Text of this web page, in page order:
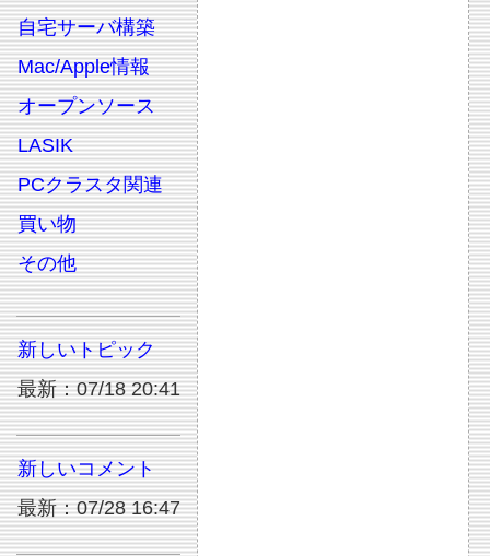
自宅サーバ構築
Mac/Apple情報
オープンソース
LASIK
PCクラスタ関連
買い物
その他
新しいトピック
最新：07/18 20:41
新しいコメント
最新：07/28 16:47